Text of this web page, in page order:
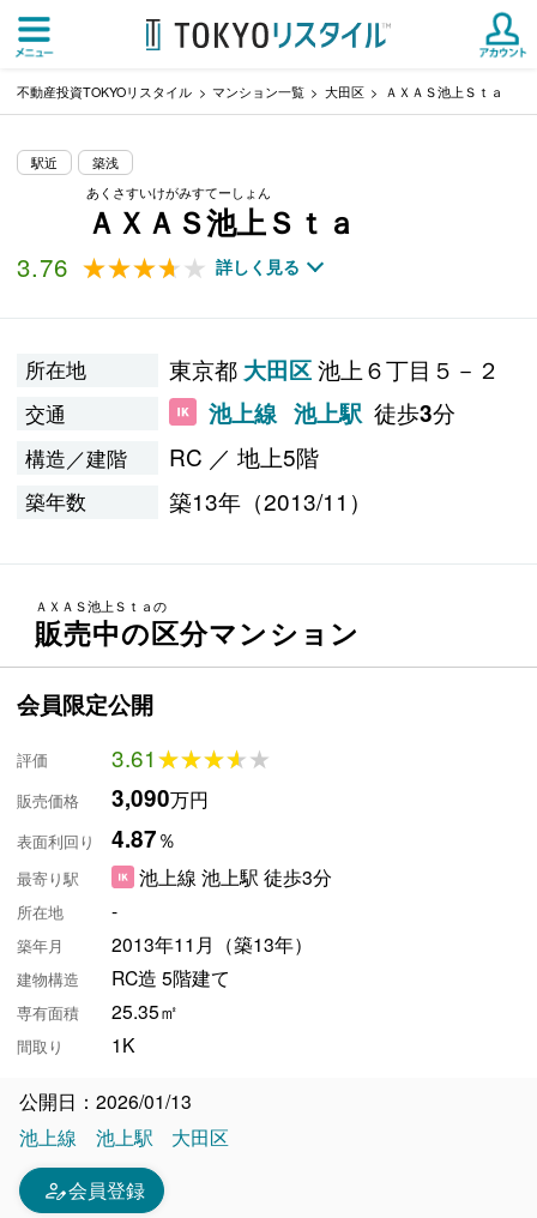
不動産投資TOKYOリスタイル マンション一覧 大田区 ＡＸＡＳ池上Ｓｔａ
駅近
築浅
あくさすいけがみすてーしょん
ＡＸＡＳ池上Ｓｔａ
3.76 ★★★★★
★★★★★ 詳しく見る
所在地 東京都 大田区池上６丁目５－２
交通 池上線 池上駅 徒歩3分
構造／建階 RC ／ 地上5階
築年数 築13年（2013/11）
ＡＸＡＳ池上Ｓｔａの
販売中の区分マンション
会員限定公開
評価 3.61★★★★★
★★★★★
販売価格 3,090万円
表面利回り 4.87％
最寄り駅 池上線 池上駅 徒歩3分
所在地 -
築年月 2013年11月（築13年）
建物構造 RC造 5階建て
専有面積 25.35㎡
間取り 1K
公開日：2026/01/13
池上線
池上駅 大田区
person_edit会員登録